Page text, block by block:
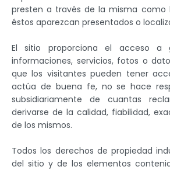
presten a través de la misma
éstos aparezcan presentados o
El sitio proporciona el acceso a
informaciones, servicios, fotos o
que los visitantes pueden tener
actúa de buena fe, no se hace
subsidiariamente de cuantas
derivarse de la calidad, fiabilidad,
de los mismos.
Todos los derechos de propiedad
del sitio y de los elementos